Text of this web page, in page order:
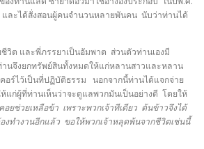
ละได้สั่งสอนผู้คนจำนวนหลายพันคน นับว่าท่านได้
วิต และพี่ภรรยาเป็นอัมพาต ส่วนตัวท่านเองมี
นจึงยกทรัพย์สินทั้งหมดให้แก่หลานสาวและหลาน
คอร์ไว้เป็นที่ปฏิบัติธรรม นอกจากนี้ท่านได้แจกจ่าย
แก่ผู้ที่ท่านเห็นว่าจะดูแลพวกมันเป็นอย่างดี โดยให้
อยช่วยเหลือข้า เพราะพวกเจ้าทีเดียว ต้นข้าวจึงได้
งทำงานอีกแล้ว ขอให้พวกเจ้าหลุดพ้นจากชีวิตเช่นนี้